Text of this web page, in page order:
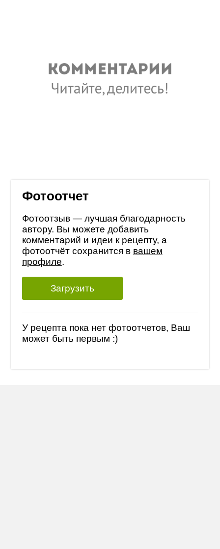
Фотоотчет
Фотоотзыв — лучшая благодарность
автору. Вы можете добавить
комментарий и идеи к рецепту, а
фотоотчёт сохранится в вашем
профиле.
Загрузить
У рецепта пока нет фотоотчетов, Ваш
может быть первым :)